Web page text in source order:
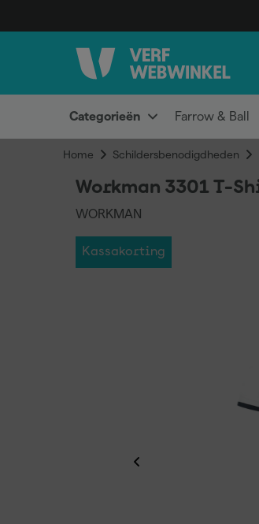
Categorieën Farrow & Ball
Home Schildersbenodigdheden
Workman 3301 T-
WORKMAN
Kassakorting